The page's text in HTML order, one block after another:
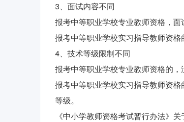
3、面试内容不同
报考中等职业学校专业教师资格，面
报考中等职业学校实习指导教师资格
4、技术等级限制不同
报考中等职业学校专业教师资格的，
报考中等职业学校实习指导教师资
等级。
《中小学教师资格考试暂行办法》